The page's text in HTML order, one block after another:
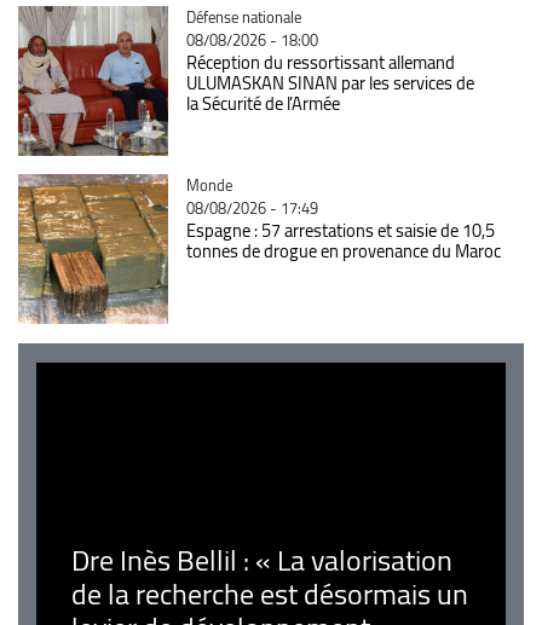
Catégorie
Défense nationale
08/08/2026 - 18:00
Réception du ressortissant allemand
ULUMASKAN SINAN par les services de
la Sécurité de l’Armée
Catégorie
Monde
08/08/2026 - 17:49
Espagne : 57 arrestations et saisie de 10,5
tonnes de drogue en provenance du Maroc
Dre Inès Bellil : « La valorisation
de la recherche est désormais un